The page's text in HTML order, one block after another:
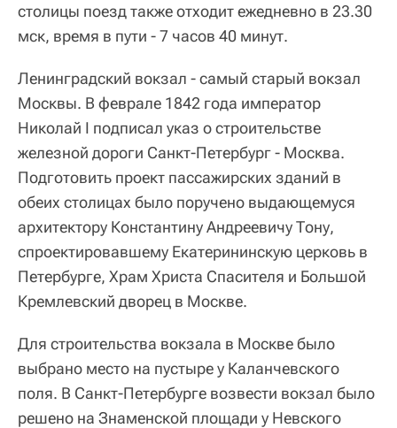
столицы поезд также отходит ежедневно в 23.30
мск, время в пути - 7 часов 40 минут.
Ленинградский вокзал - самый старый вокзал
Москвы. В феврале 1842 года император
Николай I подписал указ о строительстве
железной дороги Санкт-Петербург - Москва.
Подготовить проект пассажирских зданий в
обеих столицах было поручено выдающемуся
архитектору Константину Андреевичу Тону,
спроектировавшему Екатерининскую церковь в
Петербурге, Храм Христа Спасителя и Большой
Кремлевский дворец в Москве.
Для строительства вокзала в Москве было
выбрано место на пустыре у Каланчевского
поля. В Санкт-Петербурге возвести вокзал было
решено на Знаменской площади у Невского